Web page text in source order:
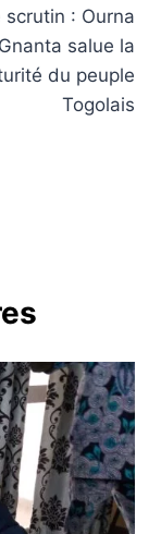
scrutin : Ourna
Gnanta salue la
du peuple
Togolais